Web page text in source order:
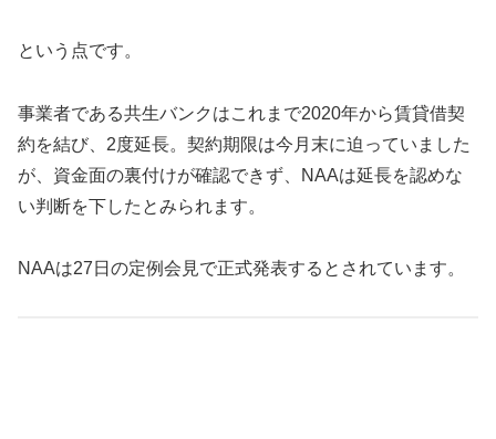
という点です。
事業者である共生バンクはこれまで2020年から賃貸借契
約を結び、2度延長。契約期限は今月末に迫っていました
が、資金面の裏付けが確認できず、NAAは延長を認めな
い判断を下したとみられます。
NAAは27日の定例会見で正式発表するとされています。